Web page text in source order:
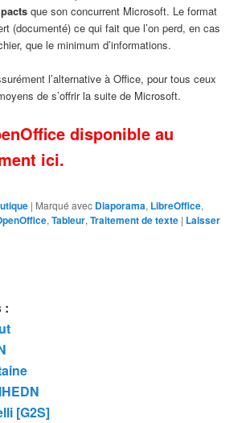
que son concurrent Microsoft. Le format
(documenté) ce qui fait que l’on perd, en cas
que le minimum d’informations.
l’alternative à Office, pour tous ceux
de s’offrir la suite de Microsoft.
disponible au
ici.
| Marqué avec Diaporama, LibreOffice,
,Tableur,Traitement de texte | Laisser
:
[G2S]